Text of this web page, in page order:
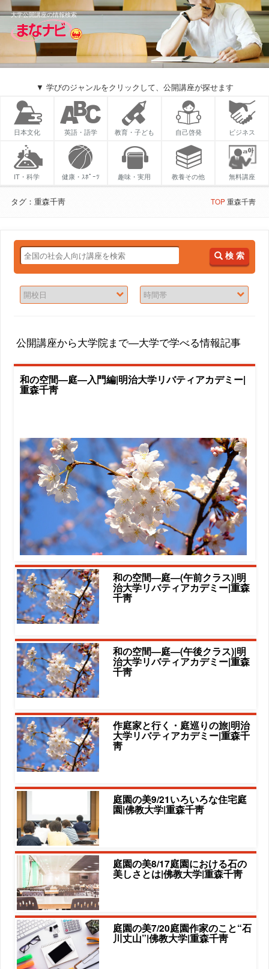
大学公開講座の情報検索
▼ 学びのジャンルをクリックして、公開講座が探せます
日本文化 英語・語学 教育・子ども 自己啓発 ビジネス
IT・科学 健康・ｽﾎﾟｰﾂ 趣味・実用 教養その他 無料講座
タグ：重森千靑 TOP重森千靑
検 索
公開講座から大学院まで―大学で学べる情報記事
和の空間―庭―入門編|明治大学リバティアカデミー|
重森千靑
和の空間―庭―(午前クラス)|明
治大学リバティアカデミー|重森
千靑
和の空間―庭―(午後クラス)|明
治大学リバティアカデミー|重森
千靑
作庭家と行く・庭巡りの旅|明治
大学リバティアカデミー|重森千
靑
庭園の美9/21いろいろな住宅庭
園|佛教大学|重森千靑
庭園の美8/17庭園における石の
美しさとは|佛教大学|重森千靑
庭園の美7/20庭園作家のこと“石
川丈山”|佛教大学|重森千靑